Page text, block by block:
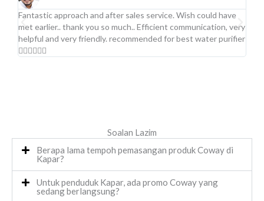
Fantastic approach and after sales service. Wish could have
met earlier.. thank you so much.. Efficient communication, very
helpful and very friendly. recommended for best water purifier
👍🏻👍🏻👍🏻
Soalan Lazim
Berapa lama tempoh pemasangan produk Coway di
Kapar?
Untuk penduduk Kapar, ada promo Coway yang
sedang berlangsung?